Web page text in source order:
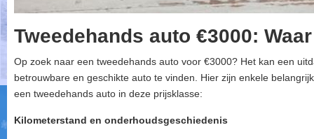
Tweedehands auto €3000:
Op zoek naar een tweedehands auto voor €3000? Het kan een
betrouwbare en geschikte auto te vinden. Hier zijn enkele
een tweedehands auto in deze prijsklasse:
Kilometerstand en onderhoudsgeschiedenis